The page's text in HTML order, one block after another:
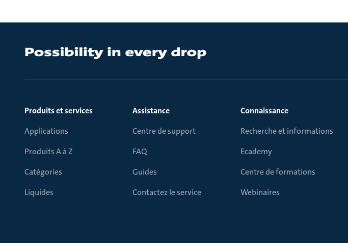
Produits et services
Applications
Produits A à Z
Catégories
Liquides
Assistance
Centre de support
FAQ
Guides
Contactez le service
Connaissance
Recherche et informations
Ecademy
Centre de formations
Webinaires